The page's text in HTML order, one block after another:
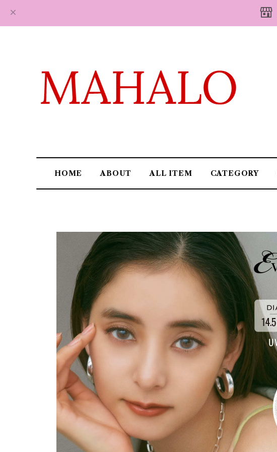
HOME ABOUT ALL ITEM CATEGORY